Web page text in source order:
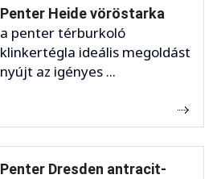
Penter Heide vöröstarka
a penter térburkoló
klinkertégla ideális megoldást
nyújt az igényes ...
Penter Dresden antracit-